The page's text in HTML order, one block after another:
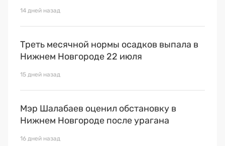
14 дней назад
Треть месячной нормы осадков выпала в
Нижнем Новгороде 22 июля
15 дней назад
Мэр Шалабаев оценил обстановку в
Нижнем Новгороде после урагана
16 дней назад